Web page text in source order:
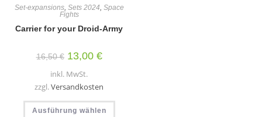
Set-expansions, Sets 2024 Space
Fights
Carrier for your Droid-Army
16,50€ Ursprünglicher
Preis
war:
16,50 €
13,00 €Aktueller
Preis
inkl. MwSt.
zzgl.Versandkosten
Ausführung wählen
Dieses